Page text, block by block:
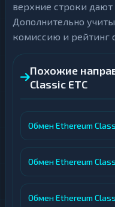
верхние строки
Дополнительно
комиссию и рейтинг
Похожие
Classic ETC
Обмен Ethereum
Обмен Ethereum
Обмен Ethereum